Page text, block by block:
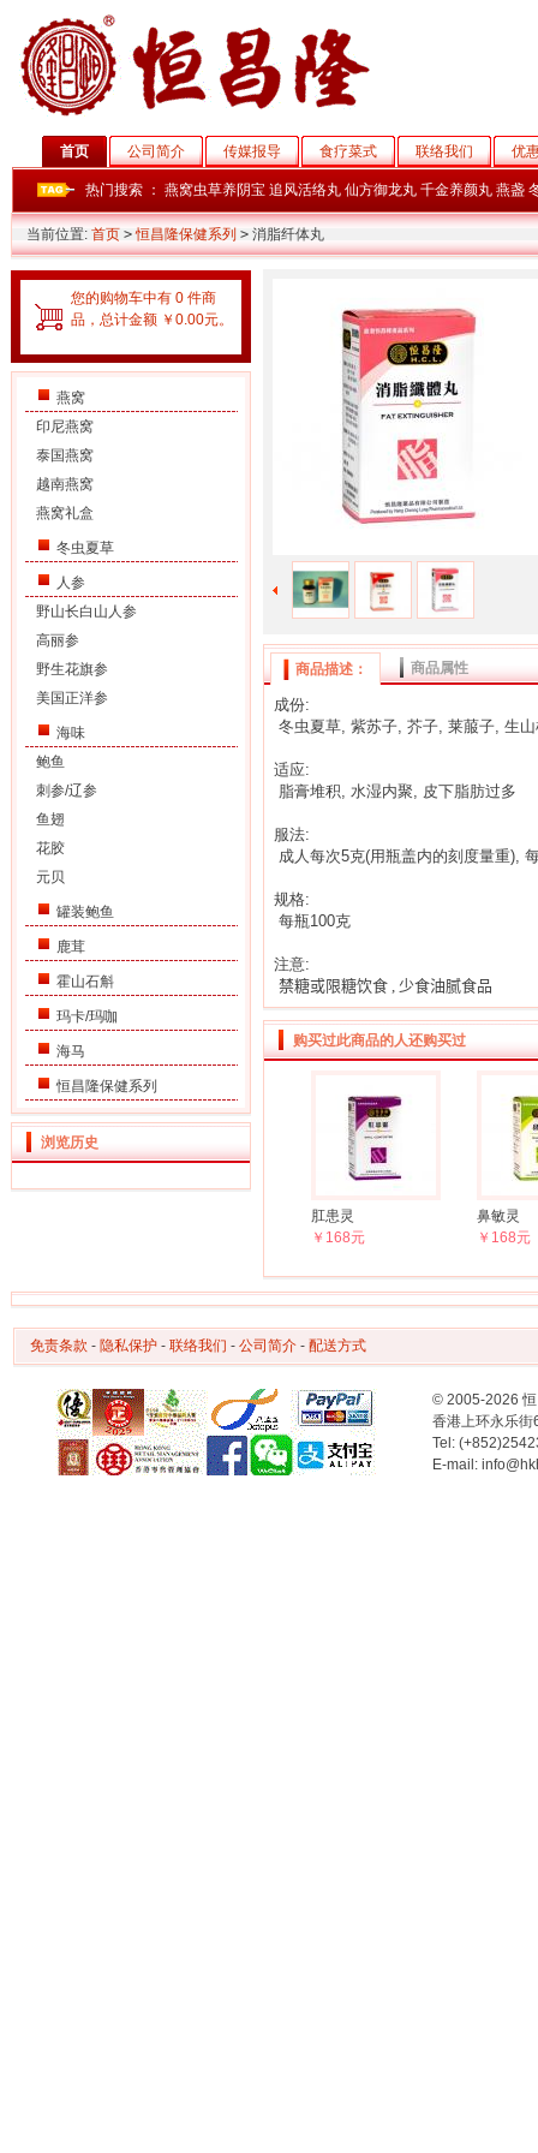
首页 公司简介 传媒报导 食疗菜式 联络我们 优
热门搜索 ： 燕窝虫草养阴宝 追风活络丸 仙方御龙丸 千金养颜丸 燕盏
当前位置: 首页 > 恒昌隆保健系列 >消脂纤体丸
您的购物车中有 0 件商
品，总计金额 ￥0.00元。
燕窝
印尼燕窝
泰国燕窝
越南燕窝
燕窝礼盒
冬虫夏草
人参
野山长白山人参
高丽参
野生花旗参
美国正洋参
海味
鲍鱼
刺参/辽参
鱼翅
花胶
元贝
罐装鲍鱼
鹿茸
霍山石斛
玛卡/玛咖
海马
恒昌隆保健系列
浏览历史
商品描述： 商品属性
成份:
冬虫夏草, 紫苏子, 芥子, 莱菔子, 生
适应:
脂膏堆积, 水湿内聚, 皮下脂肪过多
服法:
成人每次5克(用瓶盖内的刻度量重),
规格:
每瓶100克
注意:
禁糖或限糖饮食 , 少食油腻食品
购买过此商品的人还购买过
肛患灵
￥168元
鼻敏灵
￥168元
免责条款 - 隐私保护 - 联络我们 - 公司简介 - 配送方式
© 2005-2026 恒
香港上环永乐街
Tel:
E-mail: